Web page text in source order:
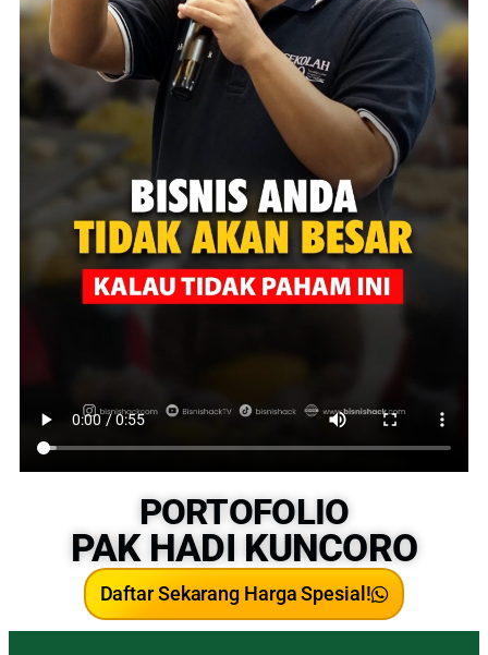
PORTOFOLIO
PAK HADI KUNCORO
Daftar Sekarang Harga Spesial!